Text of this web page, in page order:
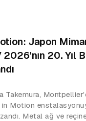
Japon
2026’nın 20. Yıl
Takemura,
Motion
Metal ağ ve